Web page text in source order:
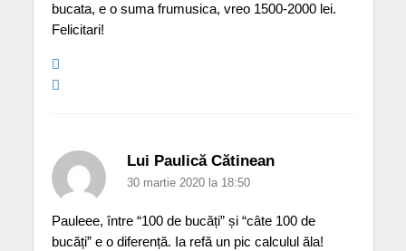
bucata, e o suma frumusica, vreo 1500-2000 lei.
Felicitari!
Lui Paulică Cătinean
30 martie 2020 la 18:50
Pauleee, între “100 de bucăți” și “câte 100 de
bucăți” e o diferență. Ia refă un pic calculul ăla!